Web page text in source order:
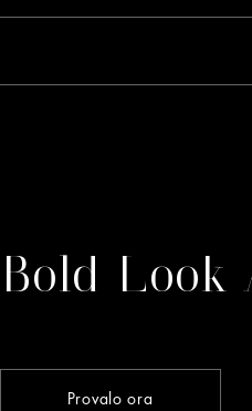
Bold
Provalo ora